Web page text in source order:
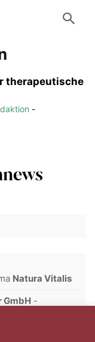
therapeutische
-
Natura Vitalis
GmbH -
30 Jahren.